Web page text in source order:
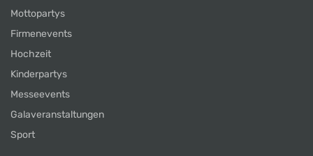
Mottopartys
Firmenevents
Hochzeit
Kinderpartys
Messeevents
Galaveranstaltungen
Sport